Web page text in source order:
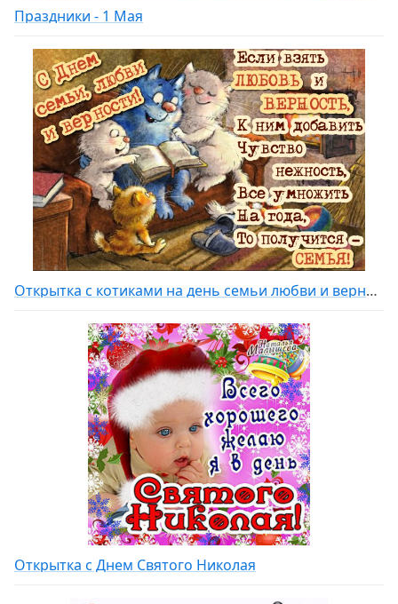
Праздники - 1 Мая
Открытка с котиками на день семьи любви и верности
Открытка с Днем Святого Николая